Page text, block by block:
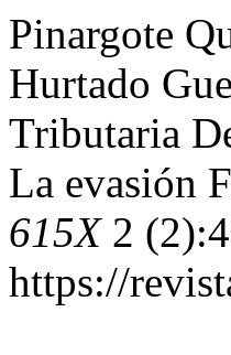
Pinargote
Hurtado
Tributaria
La evasión
615X2
https://